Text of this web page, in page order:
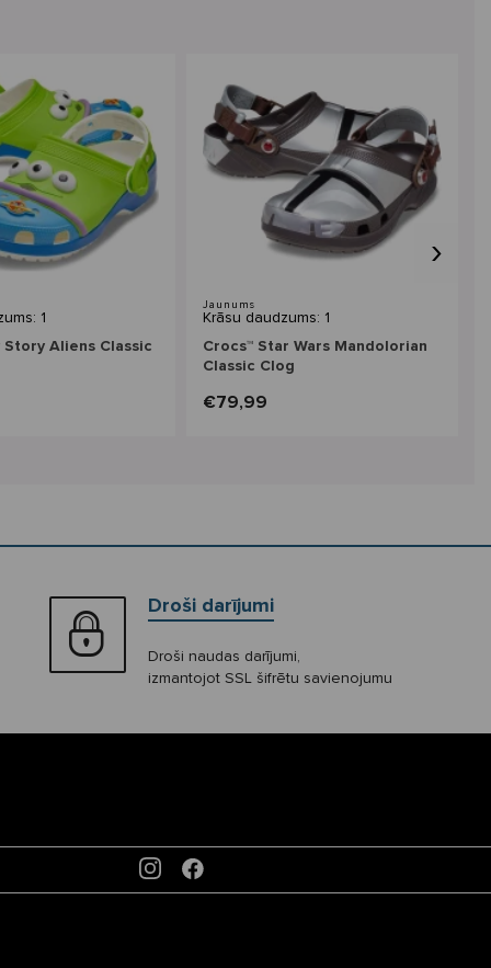
1
Story Aliens Classic
Jaunums
Krāsu daudzums: 1
Crocs™ Star Wars Mandolorian
Classic Clog
€79,99
›
Droši darījumi
Droši naudas darījumi,
izmantojot SSL šifrētu savienojumu
INSTAGRAM
FACEBOOK